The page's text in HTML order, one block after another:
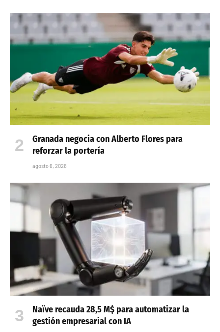
Granada negocia con Alberto Flores para
reforzar la portería
agosto 6, 2026
Naïve recauda 28,5 M$ para automatizar la
gestión empresarial con IA